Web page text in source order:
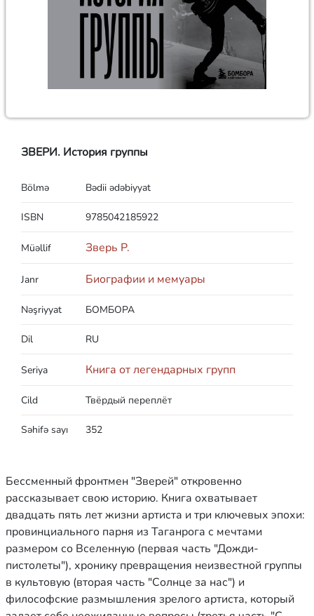
ЗВЕРИ. История группы
Bölmə Bədii ədəbiyyat
ISBN 9785042185922
Müəllif Зверь Р.
Janr Биографии и мемуары
Nəşriyyat БОМБОРА
Dil RU
Seriya Книга от легендарных групп
Cild Твёрдый переплёт
Səhifə sayı 352
Бессменный фронтмен "Зверей" откровенно
рассказывает свою историю. Книга охватывает
двадцать пять лет жизни артиста и три ключевых эпохи:
провинциального парня из Таганрога с мечтами
размером со Вселенную (первая часть "Дожди-
пистолеты"), хронику превращения неизвестной группы
в культовую (вторая часть "Солнце за нас") и
философские размышления зрелого артиста, который